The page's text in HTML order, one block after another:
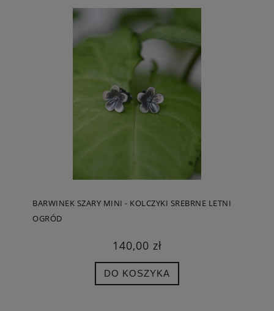
BARWINEK SZARY MINI - KOLCZYKI SREBRNE LETNI
OGRÓD
140,00 zł
DO KOSZYKA